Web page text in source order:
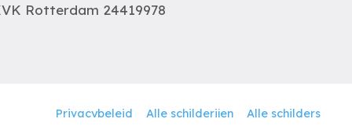
Rotterdam 24419978
Privacybeleid Alle schilderijen Alle schilders